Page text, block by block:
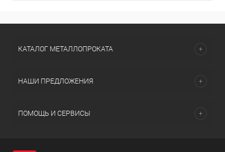
КАТАЛОГ МЕТАЛЛОПРОКАТА
НАШИ ПРЕДЛОЖЕНИЯ
ПОМОЩЬ И СЕРВИСЫ